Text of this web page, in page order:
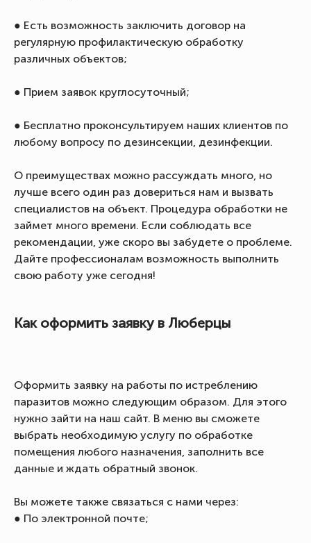
● Есть возможность заключить договор на
регулярную профилактическую обработку
различных объектов;
● Прием заявок круглосуточный;
● Бесплатно проконсультируем наших клиентов по
любому вопросу по дезинсекции, дезинфекции.
О преимуществах можно рассуждать много, но
лучше всего один раз довериться нам и вызвать
специалистов на объект. Процедура обработки не
займет много времени. Если соблюдать все
рекомендации, уже скоро вы забудете о проблеме.
Дайте профессионалам возможность выполнить
свою работу уже сегодня!
Как оформить заявку в Люберцы
Оформить заявку на работы по истреблению
паразитов можно следующим образом. Для этого
нужно зайти на наш сайт. В меню вы сможете
выбрать необходимую услугу по обработке
помещения любого назначения, заполнить все
данные и ждать обратный звонок.
Вы можете также связаться с нами через:
● По электронной почте;